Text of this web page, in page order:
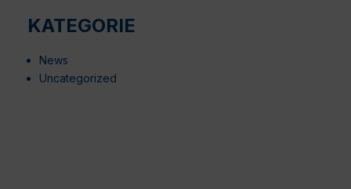
KATEGORIE
News
Uncategorized